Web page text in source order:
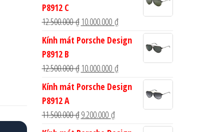
11.500.000 ₫.
là:
9.200.000 ₫.
P8912 C
12.500.000₫ Giá
gốc
12.500.000 ₫.
10.000.000 ₫Giá
hiện
tại
là:
10.000.000 ₫.
Kính mát Porsche Design
P8912 B
12.500.000₫ Giá
gốc
12.500.000 ₫.
10.000.000 ₫Giá
hiện
tại
10.000.000 ₫.
Kính mát Porsche Design
P8912 A
11.500.000₫Giá
gốc
9.200.000 ₫Giá
hiện